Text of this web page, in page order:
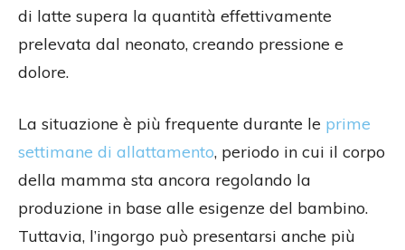
di latte supera la quantità effettivamente
prelevata dal neonato, creando pressione e
dolore.
La situazione è più frequente durante le prime
settimane di allattamento, periodo in cui il corpo
della mamma sta ancora regolando la
produzione in base alle esigenze del bambino.
Tuttavia, l’ingorgo può presentarsi anche più